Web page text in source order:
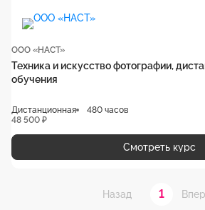
ООО «НАСТ»
Техника и искусство фотографии,
обучения
Дистанционная
480 часов
48 500 ₽
Смотреть курс
Назад 1